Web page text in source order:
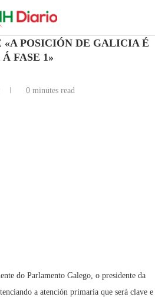
POSICIÓN DE GALICIA É
FASE 1»
0 minutes read
do Parlamento Galego, o presidente da
a atención primaria que será clave e